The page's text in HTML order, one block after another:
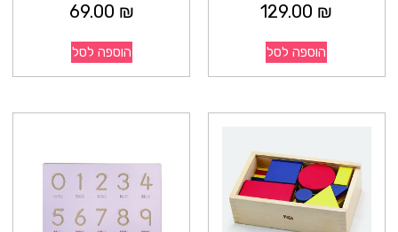
129.00 ₪
הוספה לסל
69.00 ₪
הוספה לסל